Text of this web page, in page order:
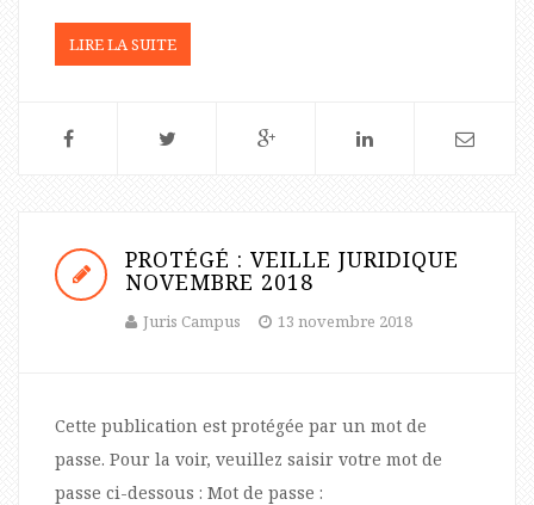
LIRE LA SUITE
PROTÉGÉ : VEILLE JURIDIQUE
NOVEMBRE 2018
Juris Campus 13 novembre 2018
Cette publication est protégée par un mot de
passe. Pour la voir, veuillez saisir votre mot de
passe ci-dessous : Mot de passe :